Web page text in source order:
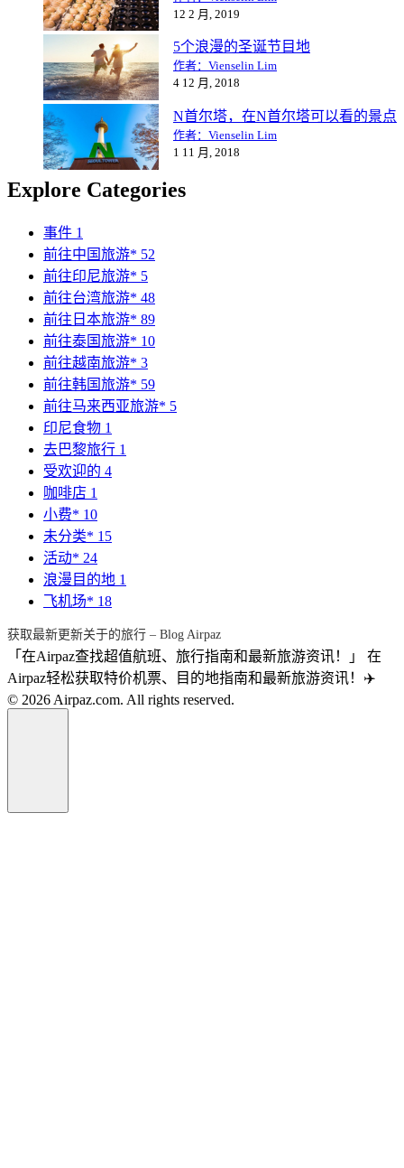
12 2 月, 2019
5个浪漫的圣诞节目地
作者：Vienselin Lim
4 12 月, 2018
N首尔塔，在N首尔塔可以看的景点
作者：Vienselin Lim
1 11 月, 2018
Explore Categories
事件 1
前往中国旅游* 52
前往印尼旅游* 5
前往台湾旅游* 48
前往日本旅游* 89
前往泰国旅游* 10
前往越南旅游* 3
前往韩国旅游* 59
前往马来西亚旅游* 5
印尼食物 1
去巴黎旅行 1
受欢迎的 4
咖啡店 1
小费* 10
未分类* 15
活动* 24
浪漫目的地 1
飞机场* 18
获取最新更新关于的旅行 – Blog Airpaz
「在Airpaz查找超值航班、旅行指南和最新旅游资讯！」 在
Airpaz轻松获取特价机票、目的地指南和最新旅游资讯！✈️
© 2026 Airpaz.com. All rights reserved.